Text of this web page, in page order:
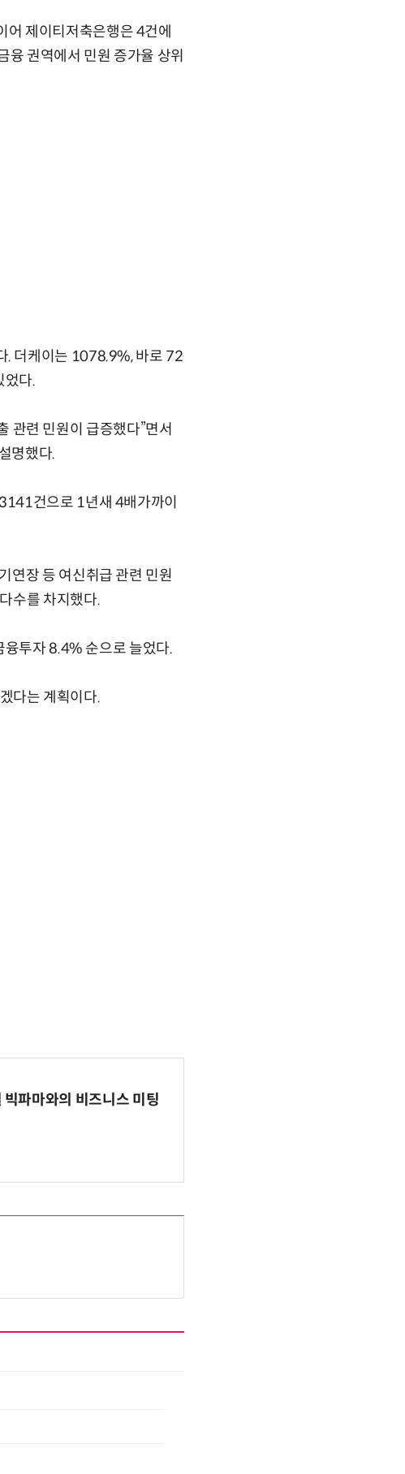
제이티저축은행은 4건에
권역에서 민원 증가율 상위
. 더케이는 1078.9%, 바로 72
었다.
관련 민원이 급증했다”면서
명했다.
건으로 1년새 4배가까이
연장 등 여신취급 관련 민원
수를 차지했다.
투자 8.4% 순으로 늘었다.
다는 계획이다.
파마와의 비즈니스 미팅